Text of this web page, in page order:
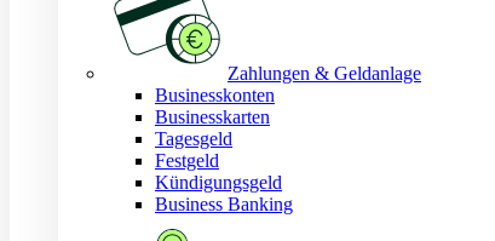
Zahlungen & Geldanlage
Businesskonten
Businesskarten
Tagesgeld
Festgeld
Kündigungsgeld
Business Banking